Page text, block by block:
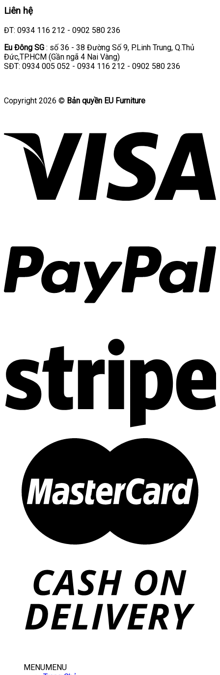
Liên hệ
ĐT: 0934 116 212 - 0902 580 236
Eu Đông SG : số 36 - 38 Đường Số 9, P.Linh Trung, Q.Thủ
Đức,TP.HCM (Gần ngã 4 Nai Vàng)
SĐT: 0934 005 052 - 0934 116 212 - 0902 580 236
Copyright 2026 © Bản quyền EU Furniture
MENUMENU